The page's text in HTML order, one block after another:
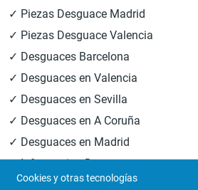
✓ Piezas Desguace Madrid
✓ Piezas Desguace Valencia
✓ Desguaces Barcelona
✓ Desguaces en Valencia
✓ Desguaces en Sevilla
✓ Desguaces en A Coruña
✓ Desguaces en Madrid
✓ Informacion Desguaces
Cookies y otras tecnologías